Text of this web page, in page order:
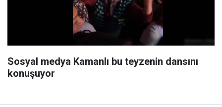
Sosyal medya Kamanlı bu teyzenin dansını
konuşuyor